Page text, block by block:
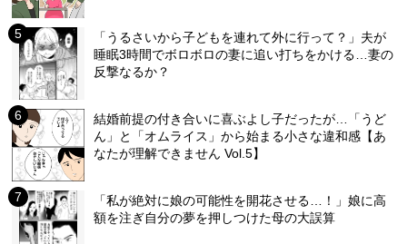
「うるさいから子どもを連れて外に行って？」夫が
睡眠3時間でボロボロの妻に追い打ちをかける…妻の
反撃なるか？
結婚前提の付き合いに喜ぶよし子だったが…「うど
ん」と「オムライス」から始まる小さな違和感【あ
なたが理解できません Vol.5】
「私が絶対に娘の可能性を開花させる…！」娘に高
額を注ぎ自分の夢を押しつけた母の大誤算